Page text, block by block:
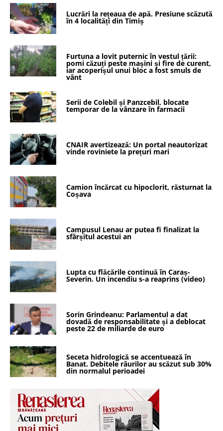
Lucrări la rețeaua de apă. Presiune scăzută
în 4 localități din Timiș
Furtuna a lovit puternic în vestul țării:
pomi căzuți peste mașini și fire de curent,
iar acoperișul unui bloc a fost smuls de
vânt
Serii de Colebil și Panzcebil, blocate
temporar de la vânzare în farmacii
CNAIR avertizează: Un portal neautorizat
vinde roviniete la prețuri mari
Camion încărcat cu hipoclorit, răsturnat la
Coșava
Campusul Lenau ar putea fi finalizat la
sfârșitul acestui an
Lupta cu flăcările continuă în Caraș-
Severin. Un incendiu s-a reaprins (video)
Sorin Grindeanu: Parlamentul a dat
dovadă de responsabilitate și a deblocat
peste 22 de miliarde de euro
Seceta hidrologică se accentuează în
Banat. Debitele râurilor au scăzut sub 30%
din normalul perioadei